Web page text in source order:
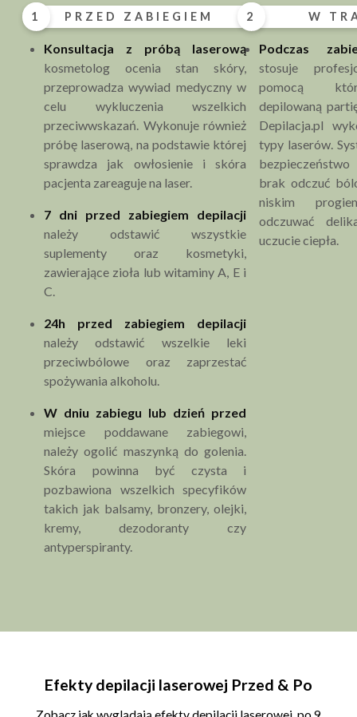
antybiotyków,
spożywanie alkoholu (na 24h przed zabiegiem).
Przeciwwskazania bezwzględne stałe:
przewlekłe choroby skóry np. bielactwo,
łuszczyca,
metalowe implanty lub stymulatory serca,
epilepsja,
choroby nowotworowe,
zaburzenia krzepnięcia krwi,
bliznowców.
PRZED ZABIEGIEM
1
Konsultacja z próbą laserową
kosmetolog ocenia stan skóry,
przeprowadza wywiad medyczny w
celu wykluczenia wszelkich
przeciwwskazań. Wykonuje również
próbę laserową, na podstawie której
sprawdza jak owłosienie i skóra
pacjenta zareaguje na laser.
7 dni przed zabiegiem depilacji
należy odstawić wszystkie
suplementy oraz kosmetyki,
zawierające zioła lub witaminy A, E i
C.
24h przed zabiegiem
depilacji
należy odstawić wszelkie leki
przeciwbólowe oraz zaprzestać
spożywania alkoholu.
W dniu zabiegu lub dzień przed
miejsce poddawane zabiegowi,
należy ogolić maszynką do golenia.
Skóra powinna być czysta i
pozbawiona wszelkich specyfików
takich jak balsamy, bronzery, olejki,
kremy, dezodoranty czy
antyperspiranty.
W
2
Podczas
stosuje
pomocą
depilowaną
Depilacja.pl
typy laserów.
brak odczuć
niskim
odczuwać
uczucie ciepła.
Efekty depilacji laserowej Przed & Po